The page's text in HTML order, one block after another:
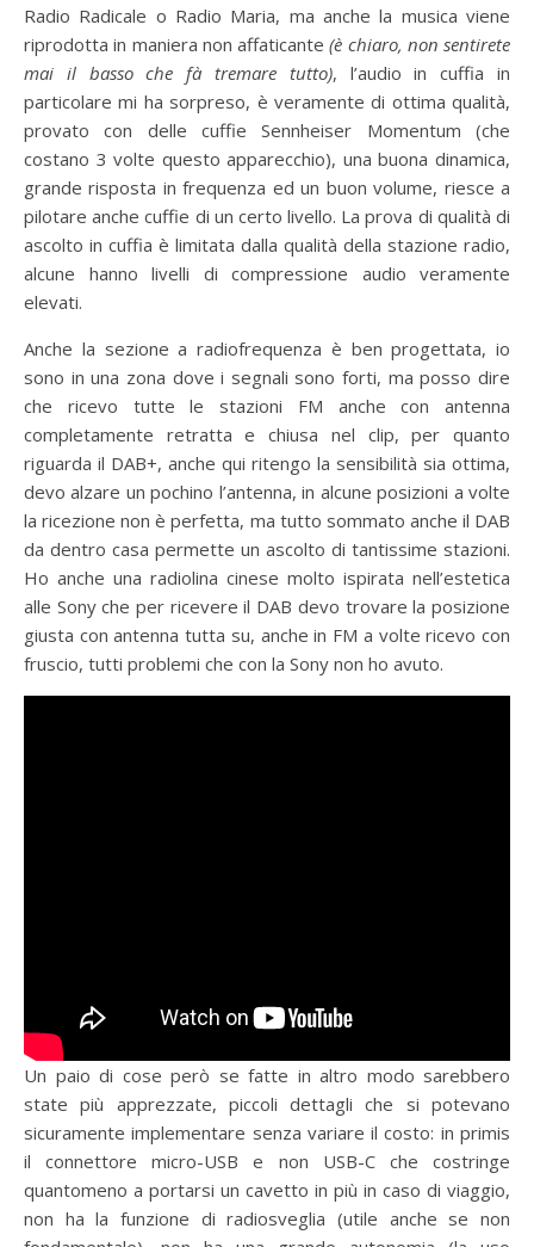
Radio Radicale o Radio Maria, ma anche la musica viene
riprodotta in maniera non affaticante(è chiaro, non sentirete
mai il basso che fà tremare tutto), l’audio in cuffia in
particolare mi ha sorpreso, è veramente di ottima qualità,
provato con delle cuffie Sennheiser Momentum (che
costano 3 volte questo apparecchio), una buona dinamica,
grande risposta in frequenza ed un buon volume, riesce a
pilotare anche cuffie di un certo livello. La prova di qualità di
ascolto in cuffia è limitata dalla qualità della stazione radio,
alcune hanno livelli di compressione audio veramente
elevati.
Anche la sezione a radiofrequenza è ben progettata, io
sono in una zona dove i segnali sono forti, ma posso dire
che ricevo tutte le stazioni FM anche con antenna
completamente retratta e chiusa nel clip, per quanto
riguarda il DAB+, anche qui ritengo la sensibilità sia ottima,
devo alzare un pochino l’antenna, in alcune posizioni a volte
la ricezione non è perfetta, ma tutto sommato anche il DAB
da dentro casa permette un ascolto di tantissime stazioni.
Ho anche una radiolina cinese molto ispirata nell’estetica
alle Sony che per ricevere il DAB devo trovare la posizione
giusta con antenna tutta su, anche in FM a volte ricevo con
fruscio, tutti problemi che con la Sony non ho avuto.
Un paio di cose però se fatte in altro modo sarebbero
state più apprezzate, piccoli dettagli che si potevano
sicuramente implementare senza variare il costo: in primis
il connettore micro-USB e non USB-C che costringe
quantomeno a portarsi un cavetto in più in caso di viaggio,
non ha la funzione di radiosveglia (utile anche se non